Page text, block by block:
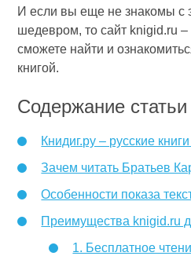
И если вы еще не знакомы с
шедевром, то сайт knigid.ru –
сможете найти и
книгой.
Содержание статьи
Книдиг.ру – русские
Зачем читать Братьев
Особенности показа
Преимущества knigid.ru
1. Бесплатное